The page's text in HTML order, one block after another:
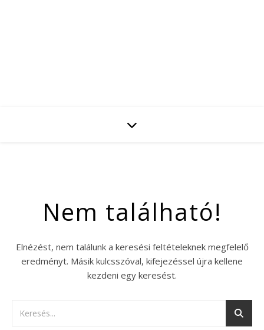
Nem található!
Elnézést, nem találunk a keresési feltételeknek megfelelő
eredményt. Másik kulcsszóval, kifejezéssel újra kellene
kezdeni egy keresést.